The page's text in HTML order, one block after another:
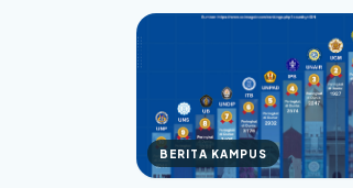
BERITA KAMPUS